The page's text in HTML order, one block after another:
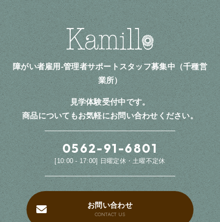
障がい者雇用-管理者サポートスタッフ募集中（千種営
業所）
見学体験受付中です。
商品についてもお気軽にお問い合わせください。
0562-91-6801
[10:00 - 17:00] 日曜定休・土曜不定休
お問い合わせ
CONTACT US